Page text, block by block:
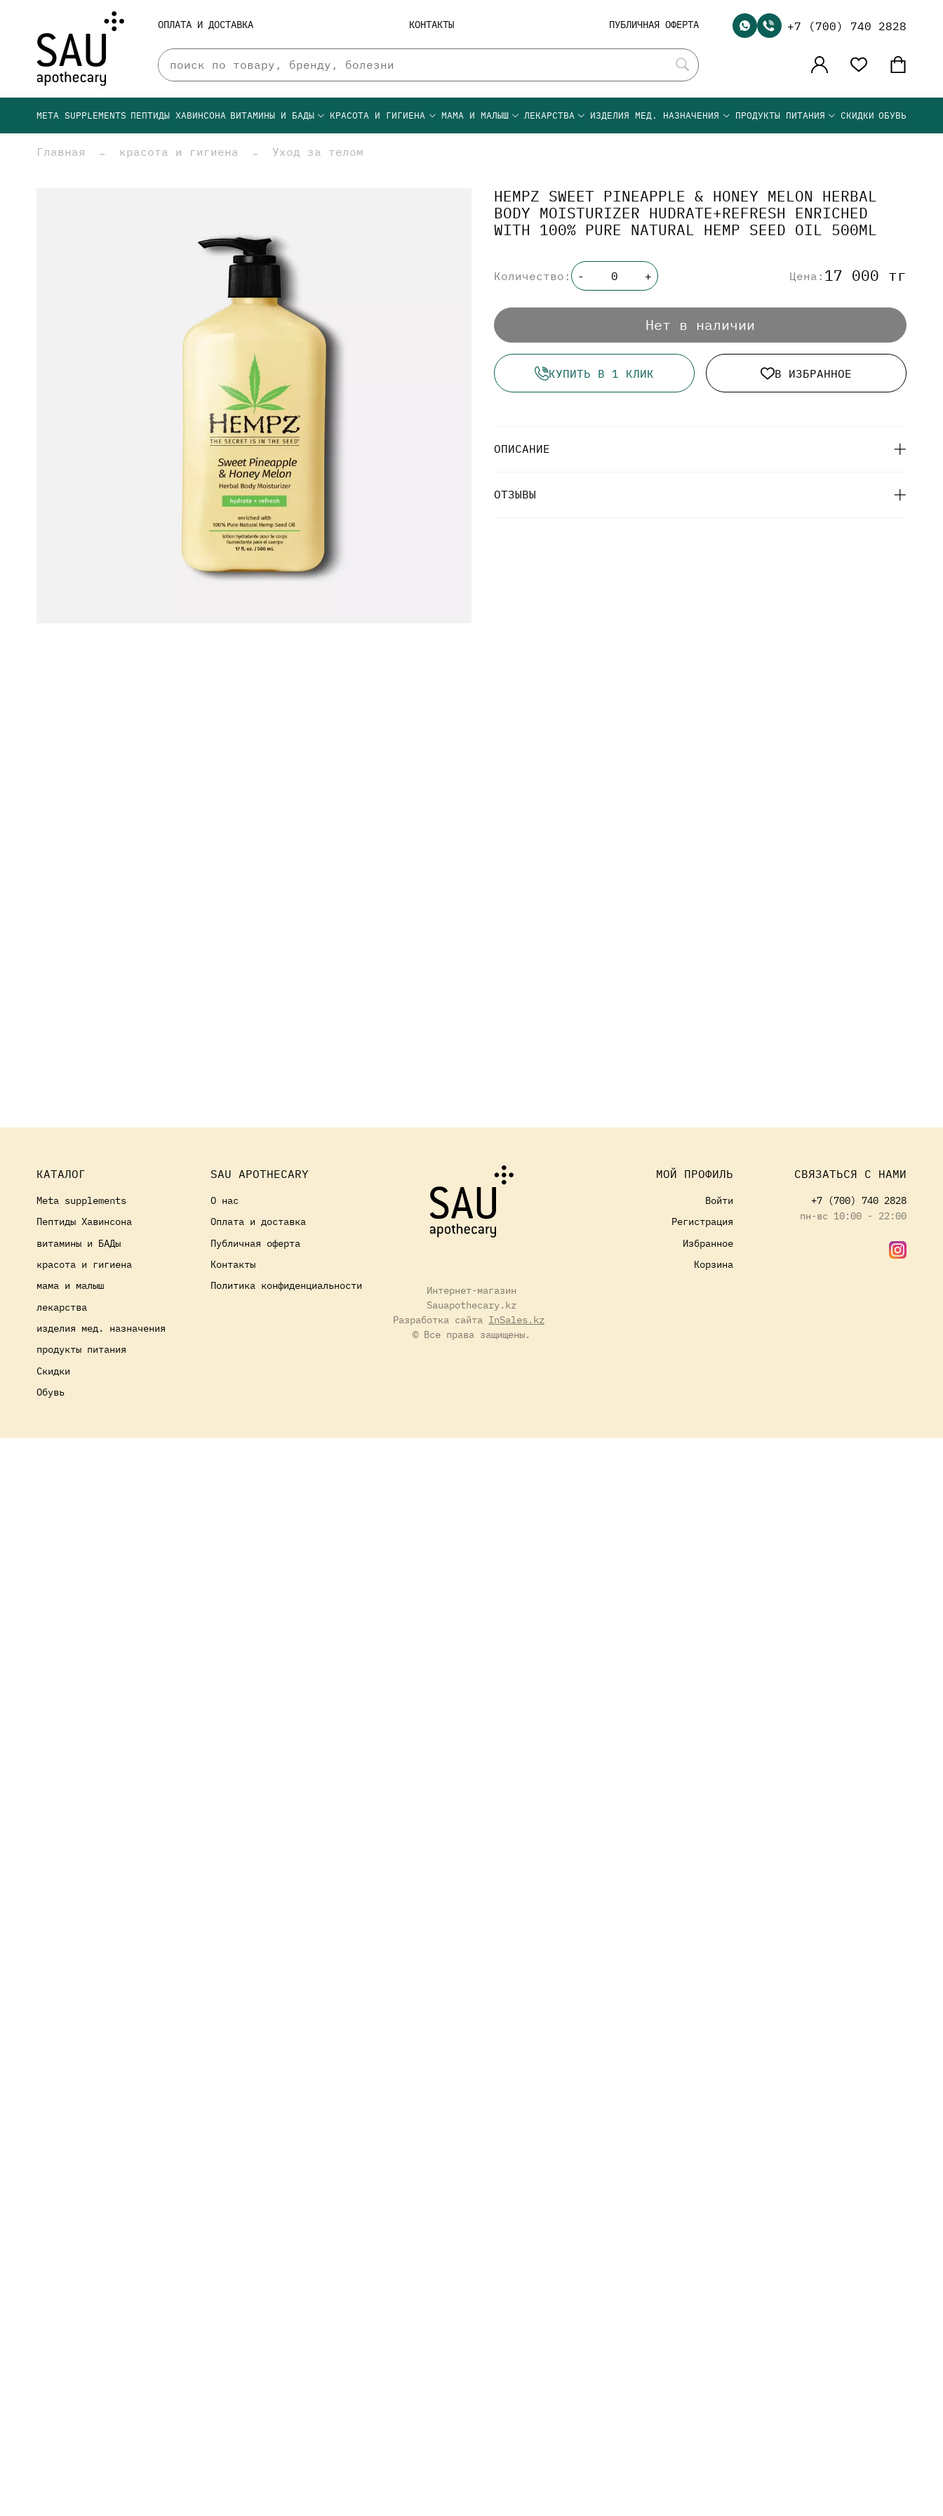
ОПЛАТА И ДОСТАВКА КОНТАКТЫ ПУБЛИЧНАЯ ОФЕРТА +7 (700) 740 2828
META SUPPLEMENTS ПЕПТИДЫ ХАВИНСОНА ВИТАМИНЫ И БАДЫ КРАСОТА И ГИГИЕНА МАМА И МАЛЫШ ЛЕКАРСТВА ИЗДЕЛИЯ МЕД. НАЗНАЧЕНИЯ ПРОДУКТЫ ПИТАНИЯ СКИДКИ ОБУВЬ
Главная красота и гигиена Уход за телом
HEMPZ SWEET PINEAPPLE & HONEY MELON HERBAL
BODY MOISTURIZER HUDRATE+REFRESH ENRICHED
WITH 100% PURE NATURAL HEMP SEED OIL 500ML
Количество: - + Цена: 17 000 тг
Нет в наличии
КУПИТЬ В 1 КЛИК В ИЗБРАННОЕ
ОПИСАНИЕ
ОТЗЫВЫ
КАТАЛОГ
Meta supplements
Пептиды Хавинсона
витамины и БАДы
красота и гигиена
мама и малыш
лекарства
изделия мед. назначения
продукты питания
Скидки
Обувь
SAU APOTHECARY
О нас
Оплата и доставка
Публичная оферта
Контакты
Политика конфиденциальности
Интернет-магазин
Sauapothecary.kz
Разработка сайта InSales.kz
© Все права защищены.
МОЙ ПРОФИЛЬ
Войти
Регистрация
Избранное
Корзина
СВЯЗАТЬСЯ С НАМИ
+7 (700) 740 2828
пн-вс 10:00 - 22:00